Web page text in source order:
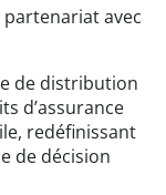
partenariat avec
de distribution
d’assurance
redéfinissant
de décision